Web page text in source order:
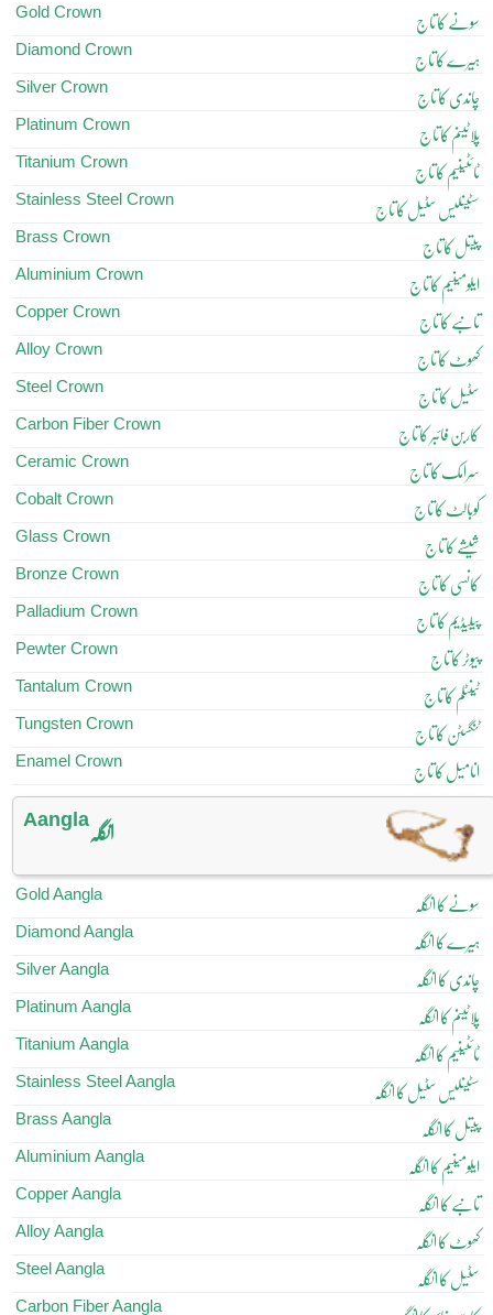
Gold Crown سونے کا تاج
Diamond Crown ہیرے کا تاج
Silver Crown چاندی کا تاج
Platinum Crown پلاٹینم کا تاج
Titanium Crown ٹائٹینیم کا تاج
Stainless Steel Crown سٹینلیس سٹیل کا تاج
Brass Crown پیتل کا تاج
Aluminium Crown ایلومینیم کا تاج
Copper Crown تانبے کا تاج
Alloy Crown کھوٹ کا تاج
Steel Crown سٹیل کا تاج
Carbon Fiber Crown کاربن فائبر کا تاج
Ceramic Crown سرامک کا تاج
Cobalt Crown کوبالٹ کا تاج
Glass Crown شیشے کا تاج
Bronze Crown کانسی کا تاج
Palladium Crown پیلیڈیم کا تاج
Pewter Crown پیوٹر کا تاج
Tantalum Crown ٹینٹلم کا تاج
Tungsten Crown ٹنگسٹن کا تاج
Enamel Crown انامیل کا تاج
Aanglaانگلہ
Gold Aangla سونے کا انگلہ
Diamond Aangla ہیرے کا انگلہ
Silver Aangla چاندی کا انگلہ
Platinum Aangla پلاٹینم کا انگلہ
Titanium Aangla ٹائٹینیم کا انگلہ
Stainless Steel Aangla سٹینلیس سٹیل کا انگلہ
Brass Aangla پیتل کا انگلہ
Aluminium Aangla ایلومینیم کا انگلہ
Copper Aangla تانبے کا انگلہ
Alloy Aangla کھوٹ کا انگلہ
Steel Aangla سٹیل کا انگلہ
Carbon Fiber Aangla